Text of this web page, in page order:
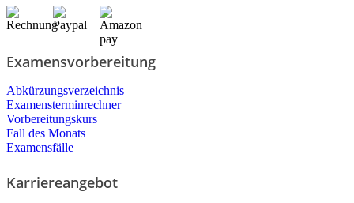
Examensvorbereitung
Abkürzungsverzeichnis
Examensterminrechner
Vorbereitungskurs
Fall des Monats
Examensfälle
Karriereangebot